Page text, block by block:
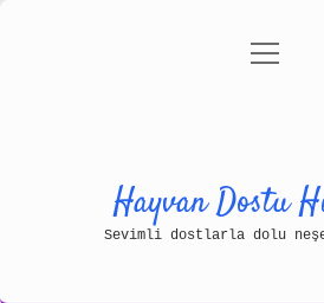
Gizlilik menüyü
Hayvan Dostu
Sevimli dostlarla dolu